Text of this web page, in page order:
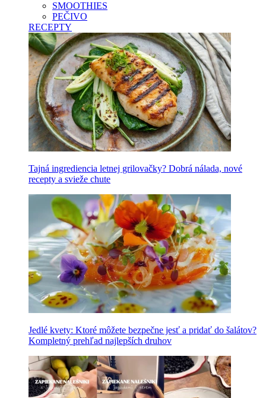
SMOOTHIES
PEČIVO
RECEPTY
Tajná ingrediencia letnej grilovačky? Dobrá nálada, nové
recepty a svieže chute
Jedlé kvety: Ktoré môžete bezpečne jesť a pridať do šalátov?
Kompletný prehľad najlepších druhov